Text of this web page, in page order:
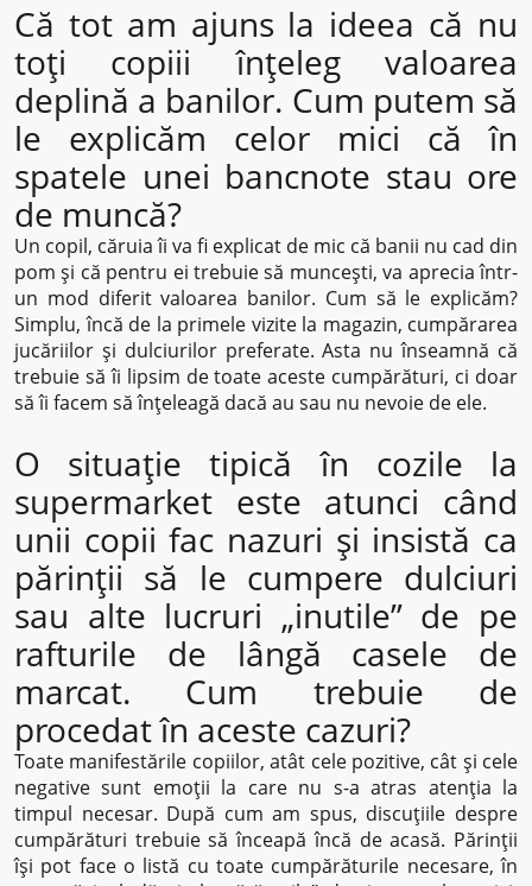
Că tot am ajuns la ideea că nu
toți copiii înțeleg valoarea
deplină a banilor. Cum putem să
le explicăm celor mici că în
spatele unei bancnote stau ore
de muncă?
Un copil, căruia îi va fi explicat de mic că banii nu cad din
pom și că pentru ei trebuie să muncești, va aprecia într-
un mod diferit valoarea banilor. Cum să le explicăm?
Simplu, încă de la primele vizite la magazin, cumpărarea
jucăriilor și dulciurilor preferate. Asta nu înseamnă că
trebuie să îi lipsim de toate aceste cumpărături, ci doar
să îi facem să înțeleagă dacă au sau nu nevoie de ele.
O situație tipică în cozile la
supermarket este atunci când
unii copii fac nazuri și insistă ca
părinții să le cumpere dulciuri
sau alte lucruri „inutile” de pe
rafturile de lângă casele de
marcat. Cum trebuie de
procedat în aceste cazuri?
Toate manifestările copiilor, atât cele pozitive, cât și cele
negative sunt emoții la care nu s-a atras atenția la
timpul necesar. După cum am spus, discuțiile despre
cumpărături trebuie să înceapă încă de acasă. Părinții
își pot face o listă cu toate cumpărăturile necesare, în